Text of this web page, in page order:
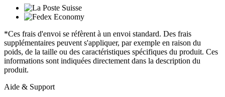
*Ces frais d'envoi se réfèrent à un envoi standard. Des frais
supplémentaires peuvent s'appliquer, par exemple en raison du
poids, de la taille ou des caractéristiques spécifiques du produit. Ces
informations sont indiquées directement dans la description du
produit.
Aide & Support